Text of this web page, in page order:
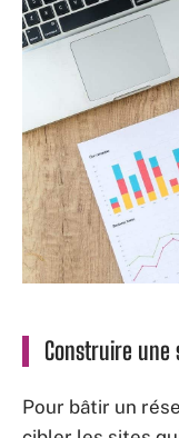
Construire
Pour bâtir un